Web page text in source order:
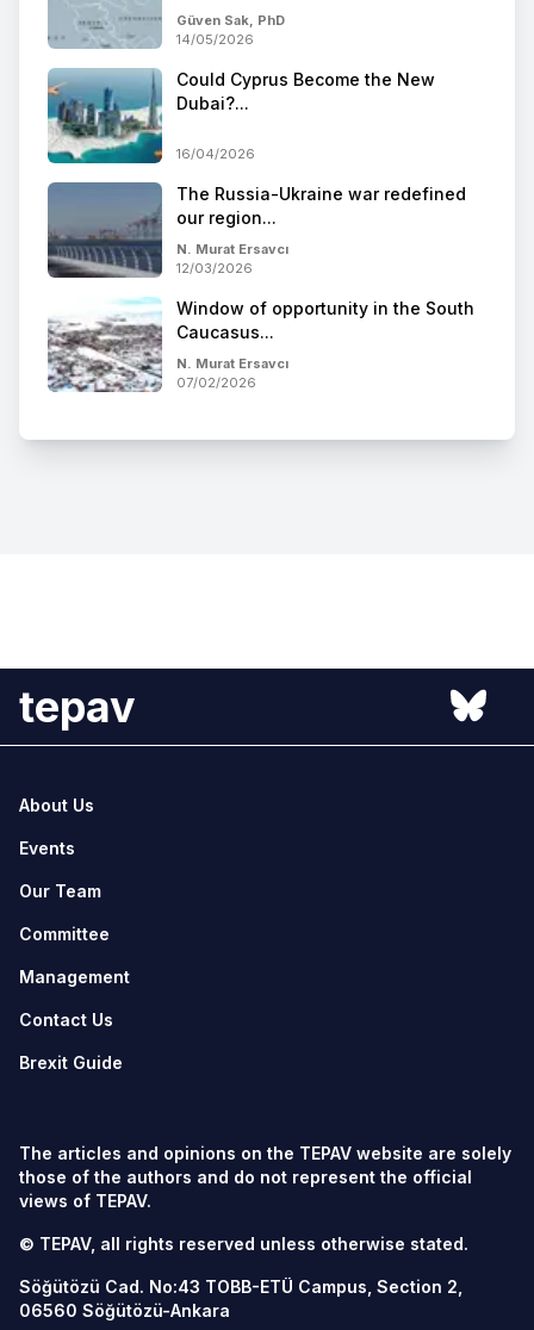
Güven Sak, PhD
14/05/2026
Could Cyprus Become the New
Dubai?...
16/04/2026
The Russia-Ukraine war redefined
our region...
N. Murat Ersavcı
12/03/2026
Window of opportunity in the South
Caucasus...
N. Murat Ersavcı
07/02/2026
tepav
About Us
Events
Our Team
Committee
Management
Contact Us
Brexit Guide
The articles and opinions on the TEPAV website are solely
those of the authors and do not represent the official
views of TEPAV.
© TEPAV, all rights reserved unless otherwise stated.
Söğütözü Cad. No:43 TOBB-ETÜ Campus, Section 2,
06560 Söğütözü-Ankara